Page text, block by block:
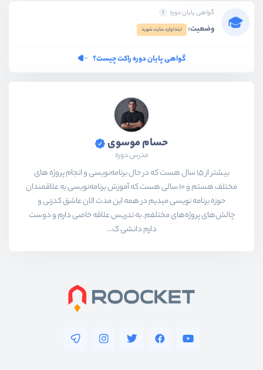
گواهی پایان دوره
وضعیت: ابتدا وارد سایت شوید
گواهی پایان دوره راکت چیست؟
حسام موسوی
مدرس دوره
بیشتر از ۱۵ سال هست که در حال برنامه‌نویسی و انجام پروژه های
مختلف هستم و ۱۰ سالی هست که آموزش برنامه‌نویسی به علاقمندان
حوزه برنامه نویسی میدیم در همه این مدت الان عاشق کدزنی و
چالش‌های پروژه‌های مختلفم. به تدریس علاقه خاصی دارم و دوست
دارم دانشی ک...